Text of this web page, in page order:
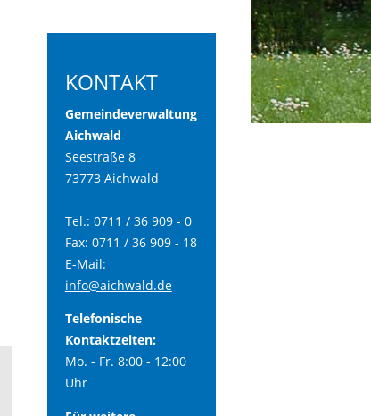
KONTAKT
Gemeindeverwaltung
Aichwald
Seestraße 8
73773 Aichwald
Tel.: 0711 / 36 909 - 0
Fax: 0711 / 36 909 - 18
E-Mail:
info@aichwald.de
Telefonische
Kontaktzeiten:
Mo. - Fr. 8:00 - 12:00
Uhr